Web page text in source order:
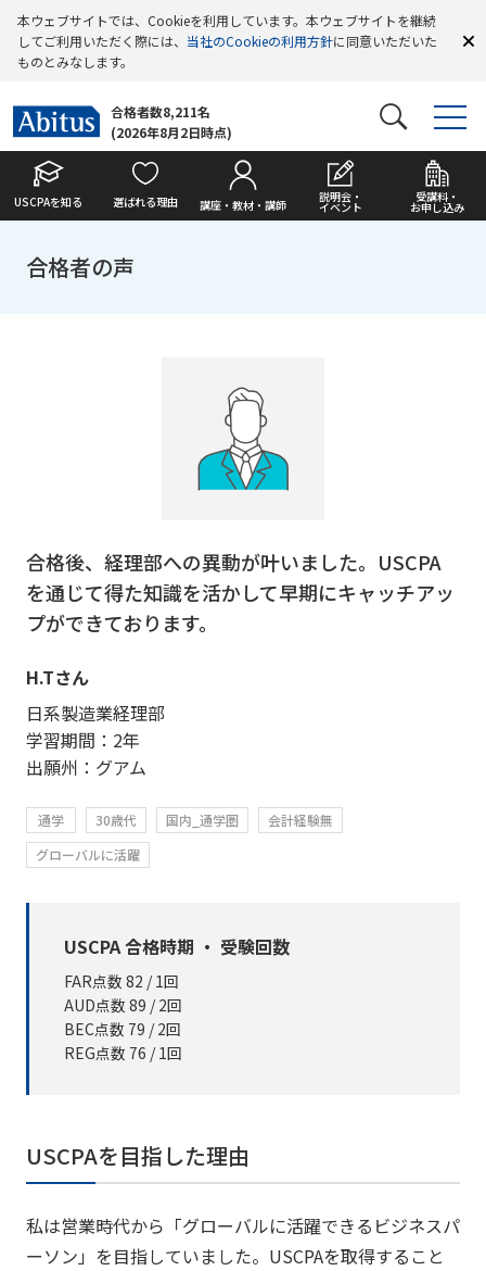
本ウェブサイトでは、Cookieを利用しています。本ウェブサイトを継続
してご利用いただく際には、 当社のCookieの利用方針に同意いただいた
ものとみなします。
合格者数8,211名
(2026年8月2日時点)
USCPAを知る 選ばれる理由 講座・教材・講師
説明会・
イベント
受講料・
お申し込み
合格者の声
合格後、経理部への異動が叶いました。USCPA
を通じて得た知識を活かして早期にキャッチアッ
プができております。
H.Tさん
日系製造業経理部
学習期間：2年
出願州：グアム
通学 30歳代 国内_通学圏
会計経験無
グローバルに活躍
USCPA 合格時期 ・ 受験回数
FAR点数 82 / 1回
AUD点数 89 / 2回
BEC点数 79 / 2回
REG点数 76 / 1回
USCPAを目指した理由
私は営業時代から「グローバルに活躍できるビジネスパ
ーソン」を目指していました。USCPAを取得すること